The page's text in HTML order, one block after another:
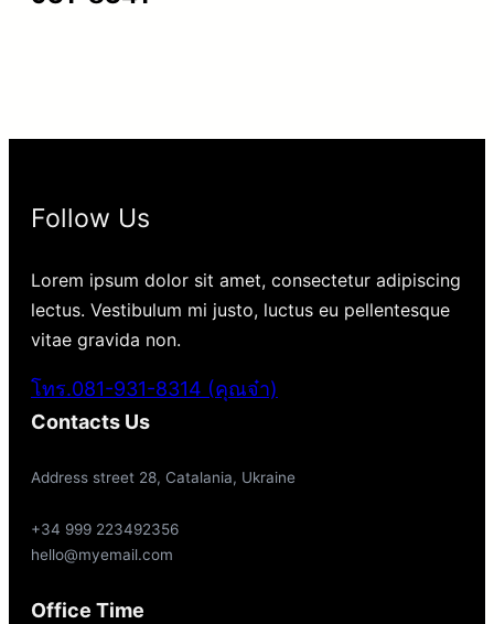
Follow Us
Lorem ipsum dolor sit amet, consectetur adipiscing
lectus. Vestibulum mi justo, luctus eu pellentesque
vitae gravida non.
โทร.081-931-8314 (คุณจ๋า)
Contacts Us
Address street 28, Catalania, Ukraine
+34 999 223492356
hello@myemail.com
Office Time